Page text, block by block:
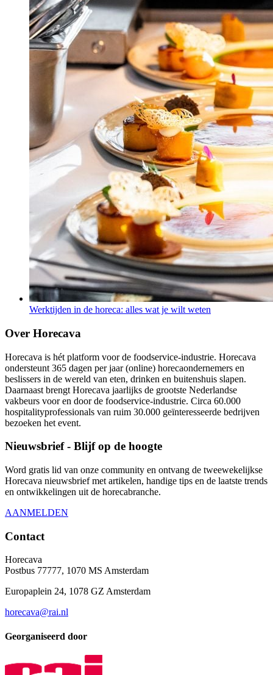
Werktijden in de horeca: alles wat je wilt weten
Over Horecava
Horecava is hét platform voor de foodservice-industrie. Horecava
ondersteunt 365 dagen per jaar (online) horecaondernemers en
beslissers in de wereld van eten, drinken en buitenshuis slapen.
Daarnaast brengt Horecava jaarlijks de grootste Nederlandse
vakbeurs voor en door de foodservice-industrie. Circa 60.000
hospitalityprofessionals van ruim 30.000 geïnteresseerde bedrijven
bezoeken het event.
Nieuwsbrief - Blijf op de hoogte
Word gratis lid van onze community en ontvang de tweewekelijkse
Horecava nieuwsbrief met artikelen, handige tips en de laatste trends
en ontwikkelingen uit de horecabranche.
AANMELDEN
Contact
Horecava
Postbus 77777, 1070 MS Amsterdam
Europaplein 24, 1078 GZ Amsterdam
horecava@rai.nl
Georganiseerd door